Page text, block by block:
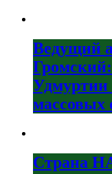
Ведущий
Удмуртии
массовых
Страна